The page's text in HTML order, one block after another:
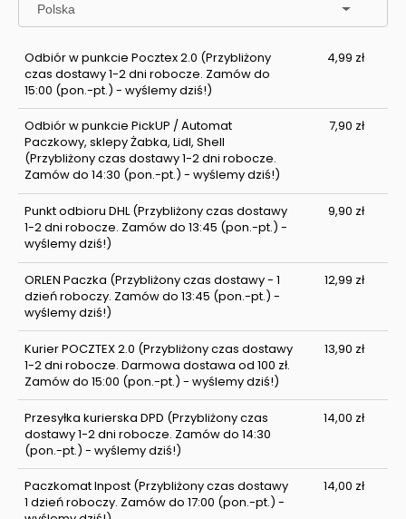
Odbiór w punkcie Pocztex 2.0 (Przybliżony
czas dostawy 1-2 dni robocze. Zamów do
15:00 (pon.-pt.) - wyślemy dziś!)
4,99 zł
Odbiór w punkcie PickUP / Automat
Paczkowy, sklepy Żabka, Lidl, Shell
(Przybliżony czas dostawy 1-2 dni robocze.
Zamów do 14:30 (pon.-pt.) - wyślemy dziś!)
7,90 zł
Punkt odbioru DHL(Przybliżony czas dostawy
1-2 dni robocze. Zamów do 13:45 (pon.-pt.) -
wyślemy dziś!)
9,90 zł
ORLEN Paczka (Przybliżony czas dostawy - 1
dzień roboczy. Zamów do 13:45 (pon.-pt.) -
wyślemy dziś!)
12,99 zł
Kurier POCZTEX 2.0 (Przybliżony czas dostawy
1-2 dni robocze. Darmowa dostawa od 100 zł.
Zamów do 15:00 (pon.-pt.) - wyślemy dziś!)
13,90 zł
Przesyłka kurierska DPD (Przybliżony czas
dostawy 1-2 dni robocze. Zamów do 14:30
(pon.-pt.) - wyślemy dziś!)
14,00 zł
Paczkomat Inpost(Przybliżony czas dostawy
1 dzień roboczy. Zamów do 17:00 (pon.-pt.) -
14,00 zł